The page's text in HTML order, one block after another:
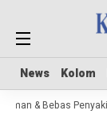
News Kolom
News Kolom
& Bebas Penyakit